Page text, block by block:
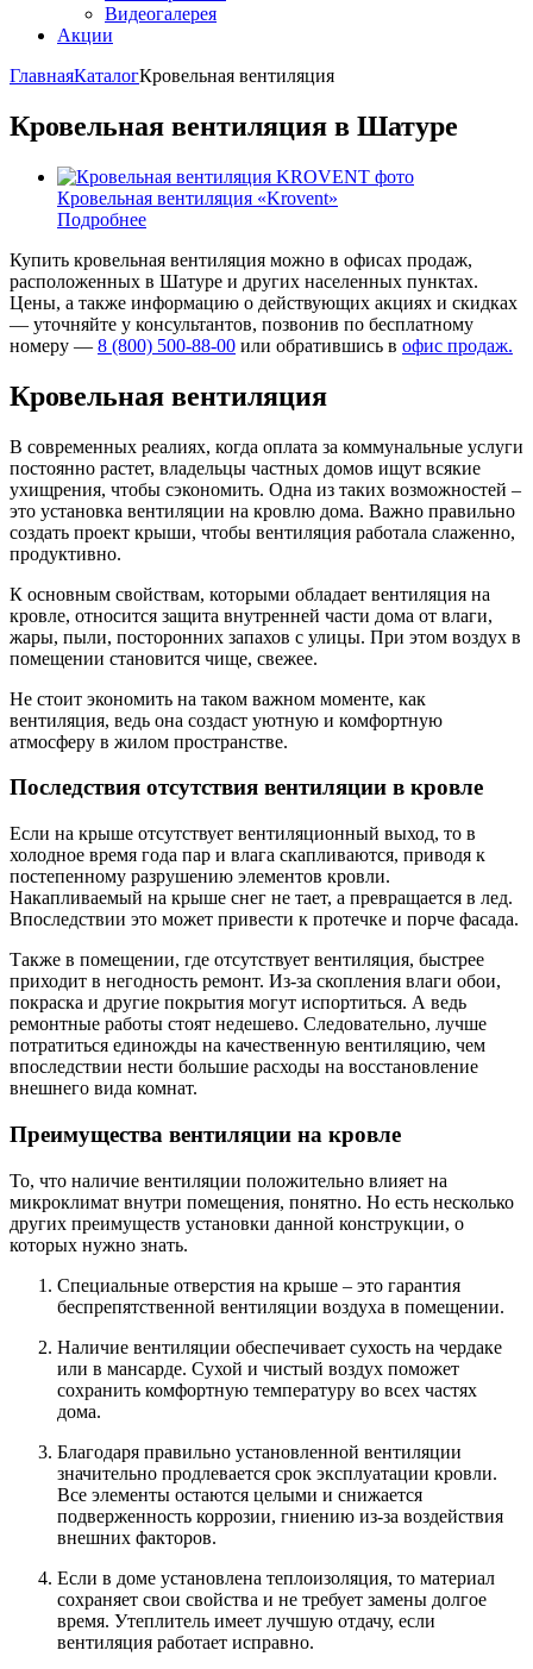
Видеогалерея
Акции
ГлавнаяКаталогКровельная вентиляция
Кровельная вентиляция в Шатуре
Кровельная вентиляция «Krovent»
Подробнее
Купить кровельная вентиляция можно в офисах продаж,
расположенных в Шатуре и других населенных пунктах.
Цены, а также информацию о действующих акциях и скидках
— уточняйте у консультантов, позвонив по бесплатному
номеру — 8 (800) 500-88-00 или обратившись в офис продаж.
Кровельная вентиляция
В современных реалиях, когда оплата за коммунальные услуги
постоянно растет, владельцы частных домов ищут всякие
ухищрения, чтобы сэкономить. Одна из таких возможностей –
это установка вентиляции на кровлю дома. Важно правильно
создать проект крыши, чтобы вентиляция работала слаженно,
продуктивно.
К основным свойствам, которыми обладает вентиляция на
кровле, относится защита внутренней части дома от влаги,
жары, пыли, посторонних запахов с улицы. При этом воздух в
помещении становится чище, свежее.
Не стоит экономить на таком важном моменте, как
вентиляция, ведь она создаст уютную и комфортную
атмосферу в жилом пространстве.
Последствия отсутствия вентиляции в кровле
Если на крыше отсутствует вентиляционный выход, то в
холодное время года пар и влага скапливаются, приводя к
постепенному разрушению элементов кровли.
Накапливаемый на крыше снег не тает, а превращается в лед.
Впоследствии это может привести к протечке и порче фасада.
Также в помещении, где отсутствует вентиляция, быстрее
приходит в негодность ремонт. Из-за скопления влаги обои,
покраска и другие покрытия могут испортиться. А ведь
ремонтные работы стоят недешево. Следовательно, лучше
потратиться единожды на качественную вентиляцию, чем
впоследствии нести большие расходы на восстановление
внешнего вида комнат.
Преимущества вентиляции на кровле
То, что наличие вентиляции положительно влияет на
микроклимат внутри помещения, понятно. Но есть несколько
других преимуществ установки данной конструкции, о
которых нужно знать.
Специальные отверстия на крыше – это гарантия
беспрепятственной вентиляции воздуха в помещении.
Наличие вентиляции обеспечивает сухость на чердаке
или в мансарде. Сухой и чистый воздух поможет
сохранить комфортную температуру во всех частях
дома.
Благодаря правильно установленной вентиляции
значительно продлевается срок эксплуатации кровли.
Все элементы остаются целыми и снижается
подверженность коррозии, гниению из-за воздействия
внешних факторов.
Если в доме установлена теплоизоляция, то материал
сохраняет свои свойства и не требует замены долгое
время. Утеплитель имеет лучшую отдачу, если
вентиляция работает исправно.